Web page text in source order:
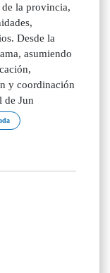
de la provincia,
Desde la
asumiendo
y coordinación
de Jun